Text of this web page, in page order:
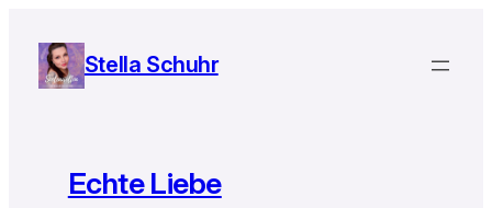
Inhalt
springen
Stella Schuhr
Echte Liebe